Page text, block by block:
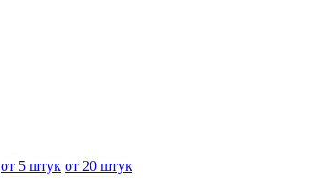
от 5 штук от 20 штук